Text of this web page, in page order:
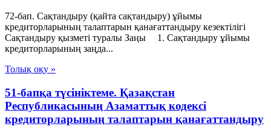
72-бап. Сақтандыру (қайта сақтандыру) ұйымы
кредиторларының талаптарын қанағаттандыру кезектiлiгi
Сақтандыру қызметі туралы Заңы 1. Сақтандыру ұйымы
кредиторларының заңда...
Толық оқу »
51-бапқа түсініктеме. Қазақстан
Республикасының Азаматтық кодексі
кредиторларының талаптарын қанағаттандыру